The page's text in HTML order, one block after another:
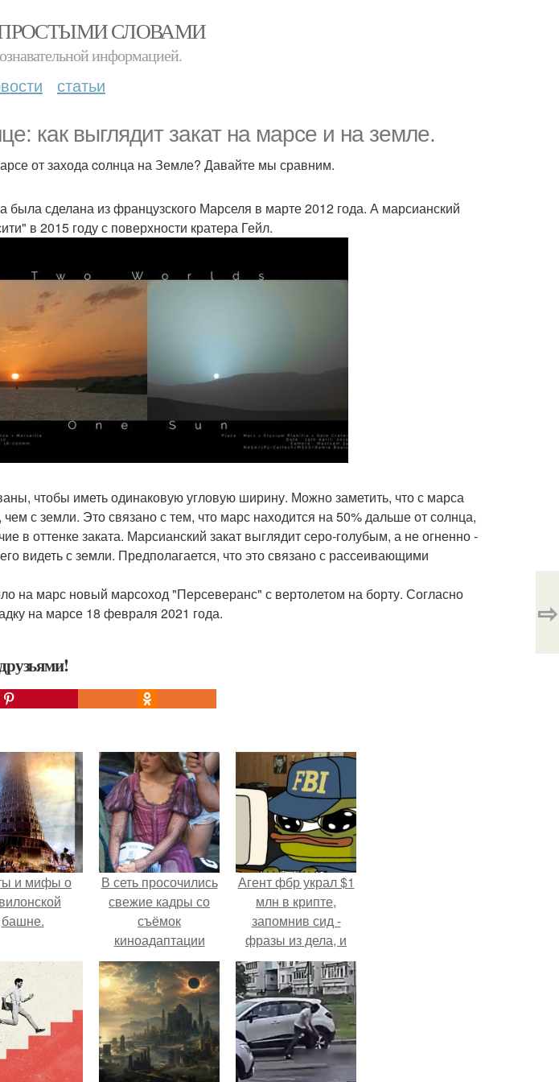
СЛОВАМИ
информацией.
статьи
как выглядит закат на марсе и на земле.
от захода cолнца на Земле? Давайте мы сравним.
была сделана из французского Марселя в марте 2012 года. А марсианский
в 2015 году с поверхности кратера Гейл.
чтобы иметь одинаковую угловую ширину. Можно заметить, что с марса
с земли. Это связано с тем, что марс находится на 50% дальше от солнца,
в оттенке заката. Марсианский закат выглядит серо-голубым, а не огненно -
видеть с земли. Предполагается, что это связано с рассеивающими
на марс новый марсоход "Персеверанс" с вертолетом на борту. Согласно
на марсе 18 февраля 2021 года.
⇨
и мифы о
башне.
В сеть просочились
свежие кадры со
съёмок
киноадаптации
"Рапунцель", и всё
внимание
моментально
оказалось
приковано к Тиган
крофт.
Агент фбр украл $1
млн в крипте,
запомнив сид -
фразы из дела, и
советовался с
Chatgpt, как их
потратить.